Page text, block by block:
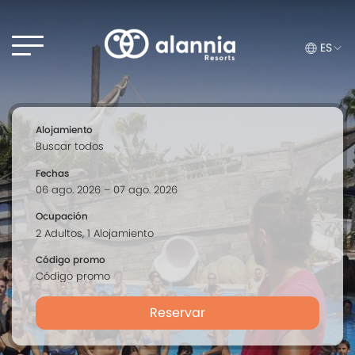
ES
Alojamiento
Fechas
Ocupación
Código promo
Reservar